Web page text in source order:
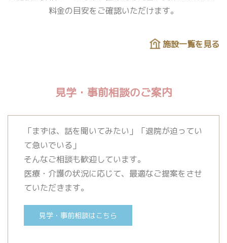
料金の目安をご確認いただけます。
施設一覧を見る
見学・事前相談のご案内
「まずは、話を聞いてみたい」「退院が迫ってい
て急いでいる」
そんなご相談も歓迎しています。
医療・介護の状況に応じて、最適なご提案をさせ
ていただきます。
見学・事前相談はこちら